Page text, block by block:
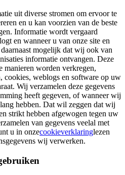
uit diverse stromen om ervoor te
en u kan voorzien van de beste
Informatie wordt vergaard
en wanneer u van onze site en
mogelijk dat wij ook van
informatie ontvangen. Deze
manieren worden verkregen,
cookies, weblogs en software op uw
Wij verzamelen deze gegevens
heeft gegeven, of wanneer wij
hebben. Dat wil zeggen dat wij
strikt hebben afgewogen tegen uw
van gegevens veelal met
u in onzecookieverklaringlezen
wij verwerken.